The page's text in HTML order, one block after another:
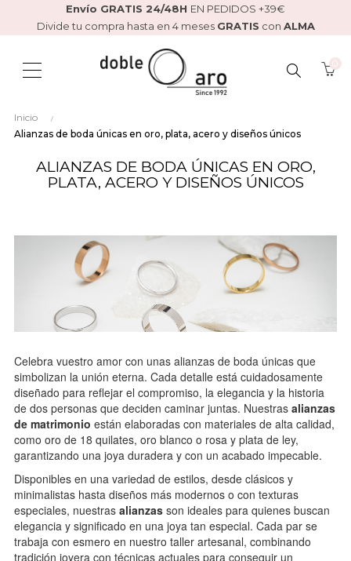
Envío GRATIS 24/48H EN PEDIDOS +39€
Divide tu compra hasta en 4 meses GRATIS con ALMA
BUSCAR
AQUÍ...
Inicio
Alianzas de boda únicas en oro, plata, acero y diseños únicos
ALIANZAS DE BODA ÚNICAS EN ORO,
PLATA, ACERO Y DISEÑOS ÚNICOS
Celebra vuestro amor con unas alianzas de boda únicas que
simbolizan la unión eterna. Cada detalle está cuidadosamente
diseñado para reflejar el compromiso, la elegancia y la historia
de dos personas que deciden caminar juntas. Nuestras alianzas
de matrimonio están elaboradas con materiales de alta calidad,
como oro de 18 quilates, oro blanco o rosa y plata de ley,
garantizando una joya duradera y con un acabado impecable.
Disponibles en una variedad de estilos, desde clásicos y
minimalistas hasta diseños más modernos o con texturas
especiales, nuestras alianzas son ideales para quienes buscan
elegancia y significado en una joya tan especial. Cada par se
trabaja con esmero en nuestro taller artesanal, combinando
tradición joyera con técnicas actuales para conseguir un